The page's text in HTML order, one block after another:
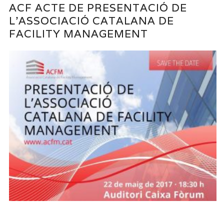
ACF ACTE DE PRESENTACIÓ DE
L’ASSOCIACIÓ CATALANA DE
FACILITY MANAGEMENT